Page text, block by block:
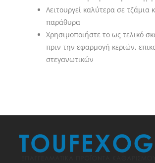
Λειτουργεί καλύτερα σε τζάμια
παράθυρα
Χρησιμοποιήστε το ως τελικό
πριν την εφαρμογή κεριών,
στεγανωτικών